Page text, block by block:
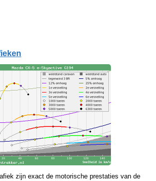
zijn exact de motorische prestaties van de